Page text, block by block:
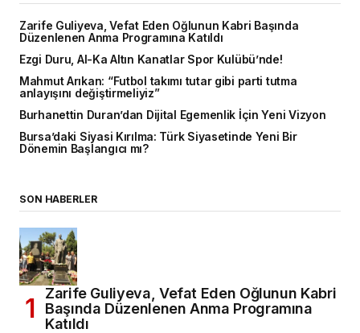
Zarife Guliyeva, Vefat Eden Oğlunun Kabri Başında
Düzenlenen Anma Programına Katıldı
Ezgi Duru, Al-Ka Altın Kanatlar Spor Kulübü’nde!
Mahmut Arıkan: “Futbol takımı tutar gibi parti tutma
anlayışını değiştirmeliyiz”
Burhanettin Duran’dan Dijital Egemenlik İçin Yeni Vizyon
Bursa’daki Siyasi Kırılma: Türk Siyasetinde Yeni Bir
Dönemin Başlangıcı mı?
SON HABERLER
Zarife Guliyeva, Vefat Eden Oğlunun Kabri
Başında Düzenlenen Anma Programına
Katıldı